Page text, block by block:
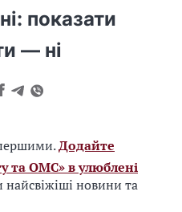
показати
— ні
Додайте
та ОМС» в улюблені
новини та